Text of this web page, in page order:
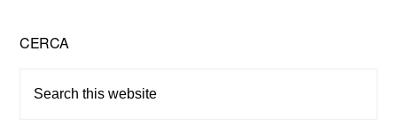
Primary
Sidebar
CERCA